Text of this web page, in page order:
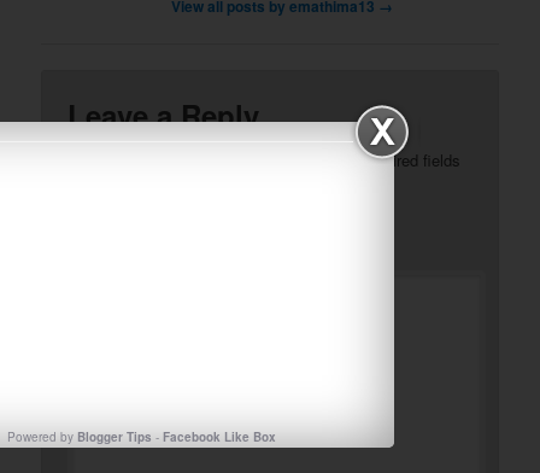
View all posts by emathima13 →
Leave a Reply
Required fields
Powered by Blogger Tips - Facebook Like Box